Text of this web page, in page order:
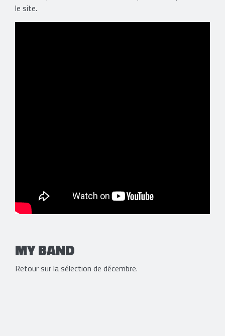
le site.
MY BAND
Retour sur la sélection de décembre.